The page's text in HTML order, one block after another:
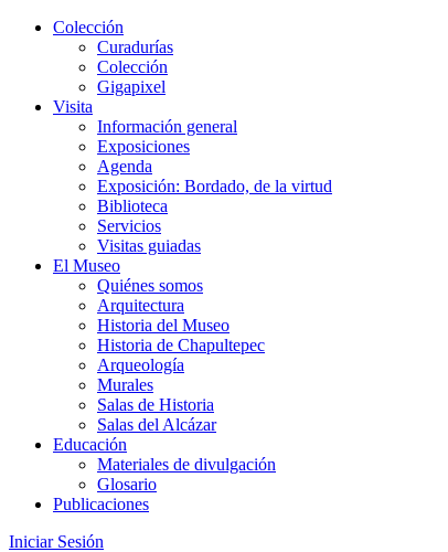
Colección
Curadurías
Colección
Gigapixel
Visita
Información general
Exposiciones
Agenda
Exposición: Bordado, de la virtud
Biblioteca
Servicios
Visitas guiadas
El Museo
Quiénes somos
Arquitectura
Historia del Museo
Historia de Chapultepec
Arqueología
Murales
Salas de Historia
Salas del Alcázar
Educación
Materiales de divulgación
Glosario
Publicaciones
Iniciar Sesión